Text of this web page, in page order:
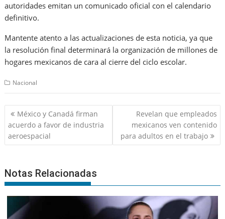
autoridades emitan un comunicado oficial con el calendario
definitivo.
Mantente atento a las actualizaciones de esta noticia, ya que
la resolución final determinará la organización de millones de
hogares mexicanos de cara al cierre del ciclo escolar.
Nacional
Navegación
de
entradas
México y Canadá firman
acuerdo a favor de industria
aeroespacial
Revelan que empleados
mexicanos ven contenido
para adultos en el trabajo
Notas Relacionadas